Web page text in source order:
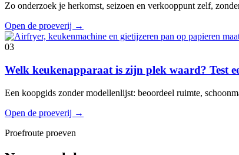
Zo onderzoek je herkomst, seizoen en verkooppunt zelf,
Open de proeverij →
03
Welk keukenapparaat is zijn plek waard? Test
Een koopgids zonder modellenlijst: beoordeel ruimte,
Open de proeverij →
Proefroute proeven